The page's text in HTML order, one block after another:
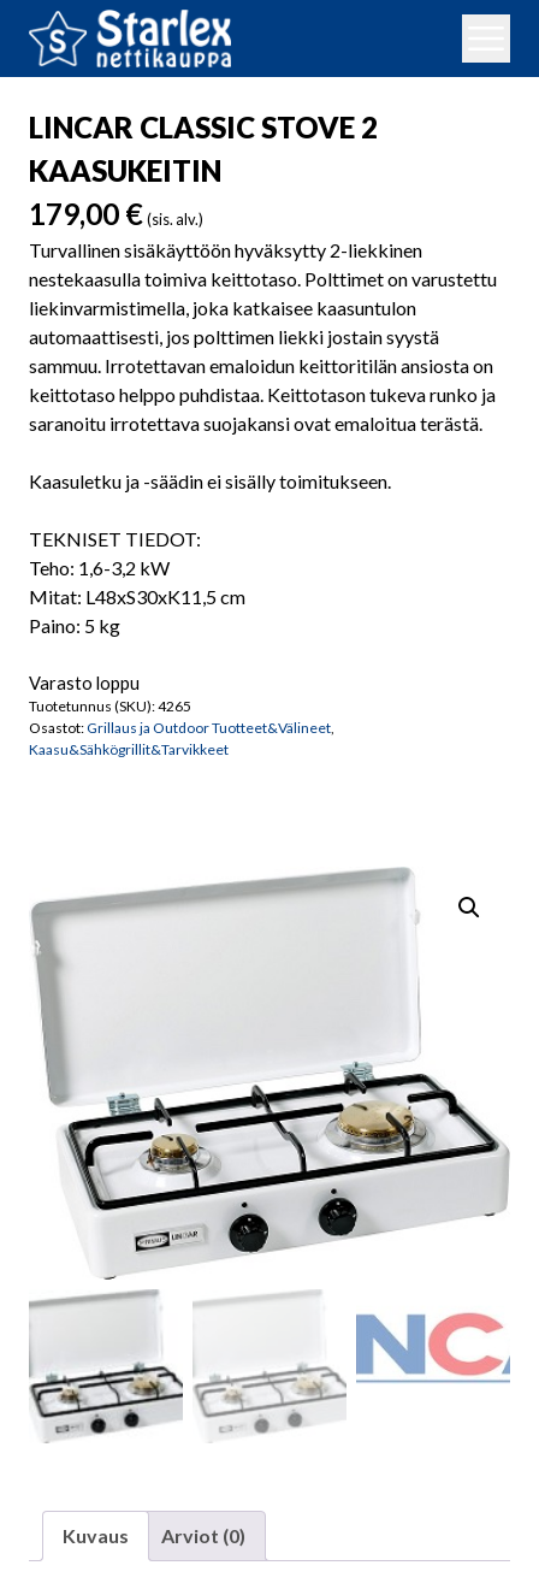
LINCAR CLASSIC STOVE 2
KAASUKEITIN
179,00 €(sis. alv.)
Turvallinen sisäkäyttöön hyväksytty 2-liekkinen
nestekaasulla toimiva keittotaso. Polttimet on varustettu
liekinvarmistimella, joka katkaisee kaasuntulon
automaattisesti, jos polttimen liekki jostain syystä
sammuu. Irrotettavan emaloidun keittoritilän ansiosta on
keittotaso helppo puhdistaa. Keittotason tukeva runko ja
saranoitu irrotettava suojakansi ovat emaloitua terästä.
Kaasuletku ja -säädin ei sisälly toimitukseen.
TEKNISET TIEDOT:
Teho: 1,6-3,2 kW
Mitat: L48xS30xK11,5 cm
Paino: 5 kg
Varasto loppu
Tuotetunnus (SKU):4265
Osastot:Grillaus ja Outdoor Tuotteet&Välineet,
Kaasu&Sähkögrillit&Tarvikkeet
Kuvaus Arviot (0)